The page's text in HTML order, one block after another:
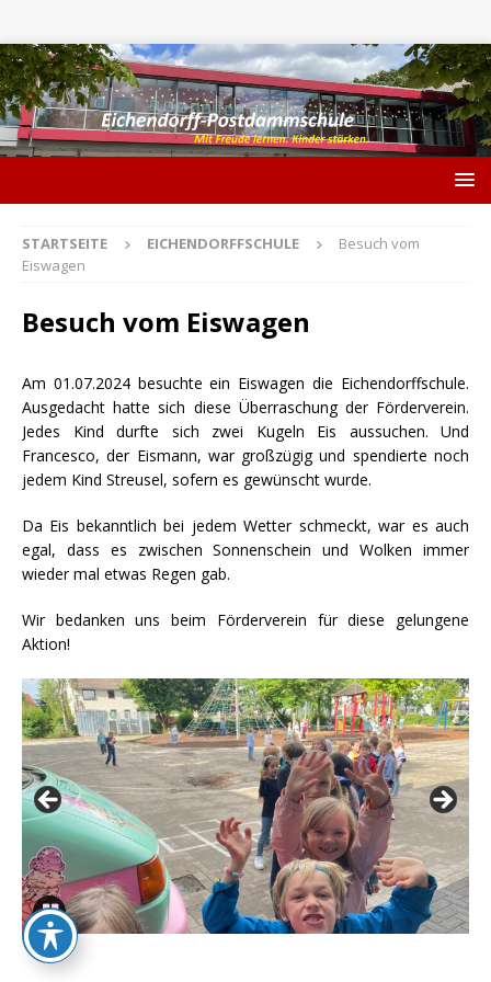
STARTSEITE EICHENDORFFSCHULE
Besuch vom
Eiswagen
Besuch vom Eiswagen
Am 01.07.2024 besuchte ein Eiswagen die Eichendorffschule.
Ausgedacht hatte sich diese Überraschung der Förderverein.
Jedes Kind durfte sich zwei Kugeln Eis aussuchen. Und
Francesco, der Eismann, war großzügig und spendierte noch
jedem Kind Streusel, sofern es gewünscht wurde.
Da Eis bekanntlich bei jedem Wetter schmeckt, war es auch
egal, dass es zwischen Sonnenschein und Wolken immer
wieder mal etwas Regen gab.
Wir bedanken uns beim Förderverein für diese gelungene
Aktion!